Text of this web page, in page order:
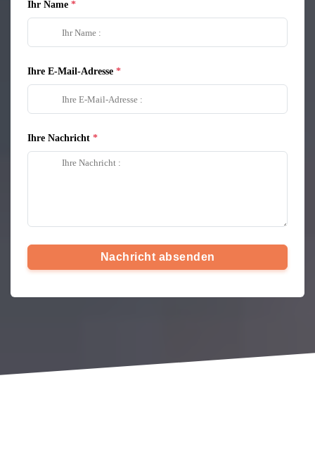
Ihr Name
Ihre E-Mail-Adresse
Ihre Nachricht
Nachricht absenden